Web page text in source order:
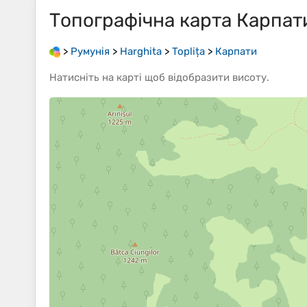
Топографічна карта
> Румунія > Harghita > Toplița > Карпати
Натисніть на карті щоб відобразити висоту.